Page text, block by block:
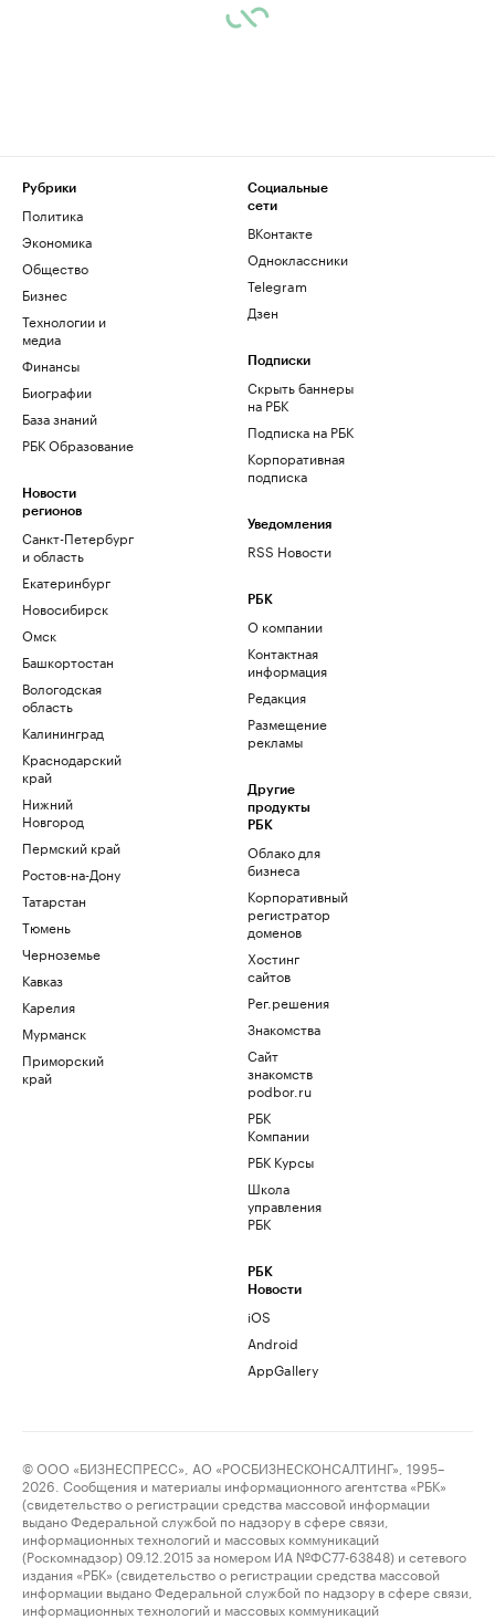
Рубрики
Политика
Экономика
Общество
Бизнес
Технологии и
медиа
Финансы
Биографии
База знаний
РБК Образование
Новости
регионов
Санкт-Петербург
и область
Екатеринбург
Новосибирск
Омск
Башкортостан
Вологодская
область
Калининград
Краснодарский
край
Нижний
Новгород
Пермский край
Ростов-на-Дону
Татарстан
Тюмень
Черноземье
Кавказ
Карелия
Мурманск
Приморский
край
Социальные
сети
ВКонтакте
Одноклассники
Telegram
Дзен
Подписки
Скрыть баннеры
на РБК
Подписка на РБК
Корпоративная
подписка
Уведомления
RSS Новости
РБК
О компании
Контактная
информация
Редакция
Размещение
рекламы
Другие
продукты
РБК
Облако для
бизнеса
Корпоративный
регистратор
доменов
Хостинг
сайтов
Рег.решения
Знакомства
Сайт
знакомств
podbor.ru
РБК
Компании
РБК Курсы
Школа
управления
РБК
РБК
Новости
iOS
Android
AppGallery
© ООО «БИЗНЕСПРЕСС», АО «РОСБИЗНЕСКОНСАЛТИНГ», 1995–
2026. Сообщения и материалы информационного агентства «РБК»
(свидетельство о регистрации средства массовой информации
выдано Федеральной службой по надзору в сфере связи,
информационных технологий и массовых коммуникаций
(Роскомнадзор) 09.12.2015 за номером ИА №ФС77-63848) и сетевого
издания «РБК» (свидетельство о регистрации средства массовой
информации выдано Федеральной службой по надзору в сфере связи,
информационных технологий и массовых коммуникаций